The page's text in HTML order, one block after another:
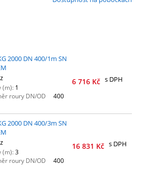
2000 DN 400/1m SN
(m): 1
roury DN/OD
400
6 716 Kč s DPH
2000 DN 400/3m SN
(m):3
roury DN/OD
400
16 831 Kč s DPH